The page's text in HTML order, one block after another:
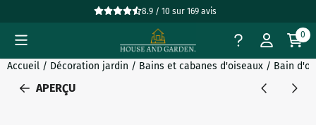
Préférences de cookies disponibles. Choisissez les
8.9 / 10 sur 169avis
0
Accueil / Décoration jardin / Bains et cabanes d'oiseaux / Bain
APERÇU